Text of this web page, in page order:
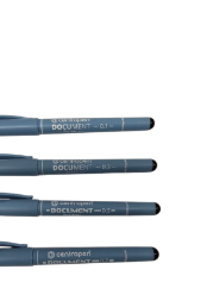
01
03